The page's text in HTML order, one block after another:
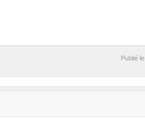
Publié le